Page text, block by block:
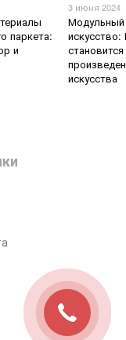
паркета:
и
3 июня 2024
Модульный
становится
искусства